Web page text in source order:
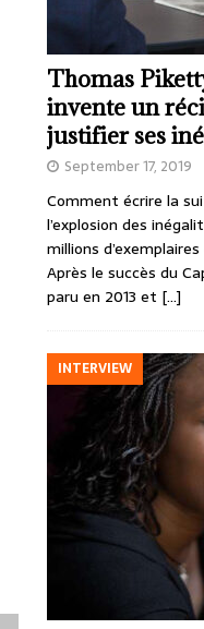
Thomas
invente un
justifier ses
September 17, 2019
Comment écrire la
l’explosion des
millions
Après le succès du
paru en 2013 et […]
INTERVIEW